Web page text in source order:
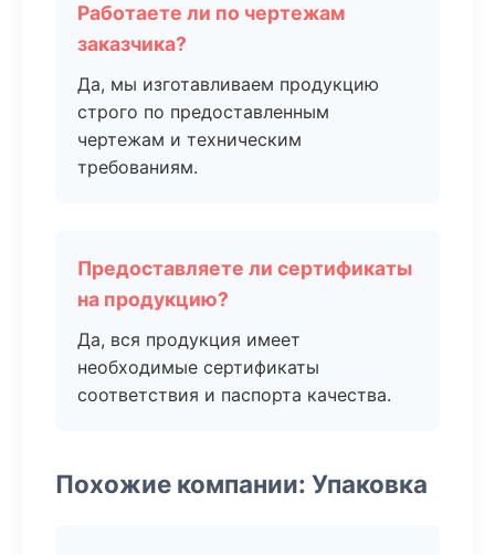
Работаете ли по чертежам
заказчика?
Да, мы изготавливаем продукцию
строго по предоставленным
чертежам и техническим
требованиям.
Предоставляете ли сертификаты
на продукцию?
Да, вся продукция имеет
необходимые сертификаты
соответствия и паспорта качества.
Похожие компании: Упаковка